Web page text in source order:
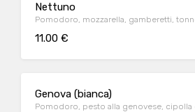
Nettuno
Pomodoro, mozzarella, gamberetti,
11.00 €
Genova (bianca)
Pomodoro, pesto alla genovese,